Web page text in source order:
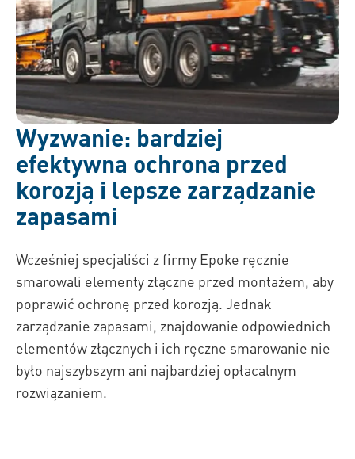
Wyzwanie: bardziej
efektywna ochrona przed
korozją i lepsze zarządzanie
zapasami
Wcześniej specjaliści z firmy Epoke ręcznie
smarowali elementy złączne przed montażem, aby
poprawić ochronę przed korozją. Jednak
zarządzanie zapasami, znajdowanie odpowiednich
elementów złącznych i ich ręczne smarowanie nie
było najszybszym ani najbardziej opłacalnym
rozwiązaniem.